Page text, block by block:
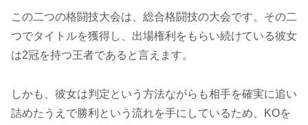
この二つの格闘技大会は、総合格闘技の大会です。その二
つでタイトルを獲得し、出場権利をもらい続けている彼女
は2冠を持つ王者であると言えます。
しかも、彼女は判定という方法ながらも相手を確実に追い
詰めたうえで勝利という流れを手にしているため、KOを